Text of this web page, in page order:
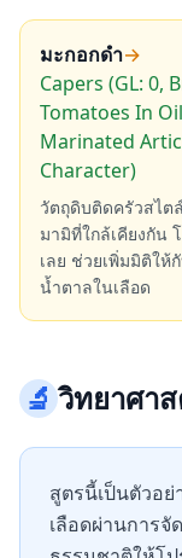
มะกอกดำ→
Capers (GL: 0,
Tomatoes In
Marinated
Character)
วัตถุดิบติดครัวสไต
มามิที่ใกล้เคียงกัน
เลย ช่วยเพิ่มมิติใ
น้ำตาลในเลือด
🔬วิทยาศา
สูตรนี้เป็นตัวอ
เลือดผ่านการ